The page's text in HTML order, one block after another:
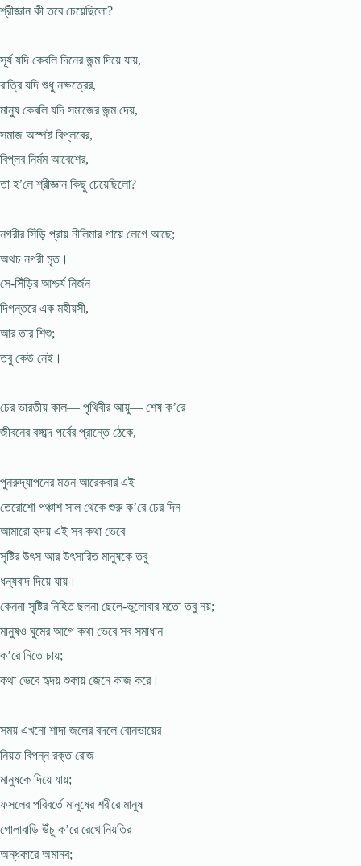
শ্রীজ্ঞান কী তবে চেয়েছিলো?
সূর্য যদি কেবলি দিনের জন্ম দিয়ে যায়,
রাত্রি যদি শুধু নক্ষত্রের,
মানুষ কেবলি যদি সমাজের জন্ম দেয়,
সমাজ অস্পষ্ট বিপ্লবের,
বিপ্লব নির্মম আবেশের,
তা হ’লে শ্রীজ্ঞান কিছু চেয়েছিলো?
নগরীর সিঁড়ি প্রায় নীলিমার গায়ে লেগে আছে;
অথচ নগরী মৃত।
সে-সিঁড়ির আশ্চর্য নির্জন
দিগন্তরে এক মহীয়সী,
আর তার শিশু;
তবু কেউ নেই।
ঢের ভারতীয় কাল— পৃথিবীর আয়ু— শেষ ক’রে
জীবনের বঙ্গাব্দ পর্বের প্রান্তে ঠেকে,
পুনরুদ্‌যাপনের মতন আরেকবার এই
তেরোশো পঞ্চাশ সাল থেকে শুরু ক’রে ঢের দিন
আমারো হৃদয় এই সব কথা ভেবে
সৃষ্টির উৎস আর উৎসারিত মানুষকে তবু
ধন্যবাদ দিয়ে যায়।
কেননা সৃষ্টির নিহিত ছলনা ছেলে-ভুলোবার মতো তবু নয়;
মানুষও ঘুমের আগে কথা ভেবে সব সমাধান
ক’রে নিতে চায়;
কথা ভেবে হৃদয় শুকায় জেনে কাজ করে।
সময় এখনো শাদা জলের বদলে বোনভায়ের
নিয়ত বিপন্ন রক্ত রোজ
মানুষকে দিয়ে যায়;
ফসলের পরিবর্তে মানুষের শরীরে মানুষ
গোলাবাড়ি উঁচু ক’রে রেখে নিয়তির
অন্ধকারে অমানব;